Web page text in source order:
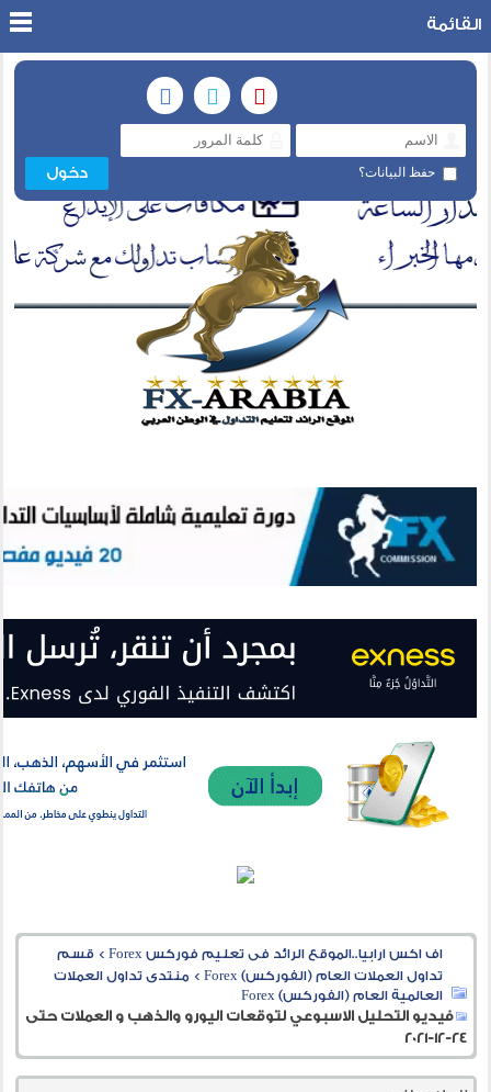
حفظ البيانات؟
القائمة
اف اكس ارابيا..الموقع الرائد فى تعليم فوركس Forex > قسم
تداول العملات العام (الفوركس) Forex
> منتدى تداول العملات
العالمية العام (الفوركس) Forex
فيديو التحليل الاسبوعي لتوقعات اليورو والذهب و العملات حتى
24-12-2021